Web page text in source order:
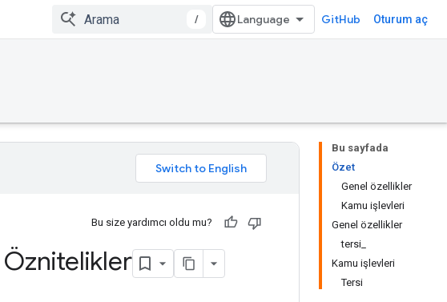
/ GitHub Oturum aç
Bu sayfada
Özet
Genel özellikler
Kamu işlevleri
Genel özellikler
tersi_
Kamu işlevleri
Tersi
Bu size yardımcı oldu mu?
Öznitelikler